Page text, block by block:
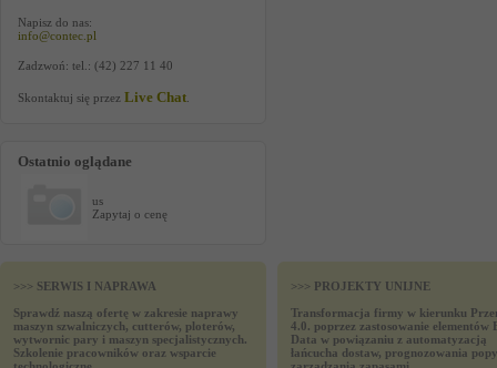
Napisz do nas:
info@contec.pl
Zadzwoń: tel.: (42) 227 11 40
Skontaktuj się przez Live Chat
Ostatnio oglądane
us
Zapytaj o cenę
>>> SERWIS I NAPRAWA
Sprawdź naszą ofertę w zakresie naprawy
maszyn szwalniczych, cutterów, ploterów,
wytwornic pary i maszyn specjalistycznych.
Szkolenie pracowników oraz wsparcie
>>> PROJEKTY UNIJNE
Transformacja firmy w kierunku
4.0. poprzez zastosowanie elementów
Data w powiązaniu z automatyzacją
łańcucha dostaw, prognozowania